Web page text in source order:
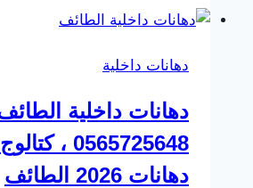
ت:
–
ترميم
بيوت
الطائف
دهانات داخلية
دهانات داخلية
0565725648 ،
دهانات 2026 الطائف